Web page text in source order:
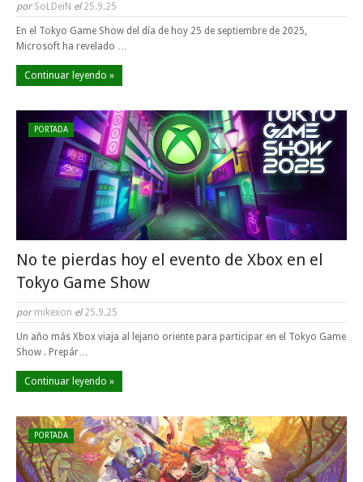
por SoLDeiN el25.9.25
En el Tokyo Game Show del día de hoy 25 de septiembre de 2025,
Microsoft ha revelado …
Continuar leyendo »
PORTADA
No te pierdas hoy el evento de Xbox en el
Tokyo Game Show
por mikexon el25.9.25
Un año más Xbox viaja al lejano oriente para participar en el Tokyo Game
Show . Prepár…
Continuar leyendo »
PORTADA